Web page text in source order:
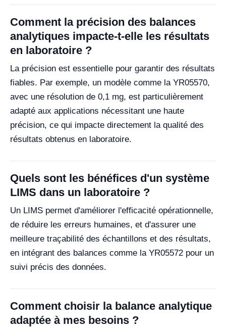
Comment la précision des balances
analytiques impacte-t-elle les résultats
en laboratoire ?
La précision est essentielle pour garantir des résultats
fiables. Par exemple, un modèle comme la YR05570,
avec une résolution de 0,1 mg, est particulièrement
adapté aux applications nécessitant une haute
précision, ce qui impacte directement la qualité des
résultats obtenus en laboratoire.
Quels sont les bénéfices d'un système
LIMS dans un laboratoire ?
Un LIMS permet d'améliorer l'efficacité opérationnelle,
de réduire les erreurs humaines, et d'assurer une
meilleure traçabilité des échantillons et des résultats,
en intégrant des balances comme la YR05572 pour un
suivi précis des données.
Comment choisir la balance analytique
adaptée à mes besoins ?